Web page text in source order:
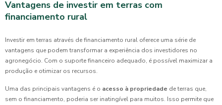
Vantagens de investir em terras com
financiamento rural
Investir em terras através de financiamento rural oferece uma série de
vantagens que podem transformar a experiência dos investidores no
agronegócio. Com o suporte financeiro adequado, é possível maximizar a
produção e otimizar os recursos.
Uma das principais vantagens é o acesso à propriedade de terras que,
sem o financiamento, poderia ser inatingível para muitos. Isso permite que